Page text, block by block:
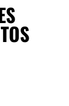
de una
que
labios, nariz,